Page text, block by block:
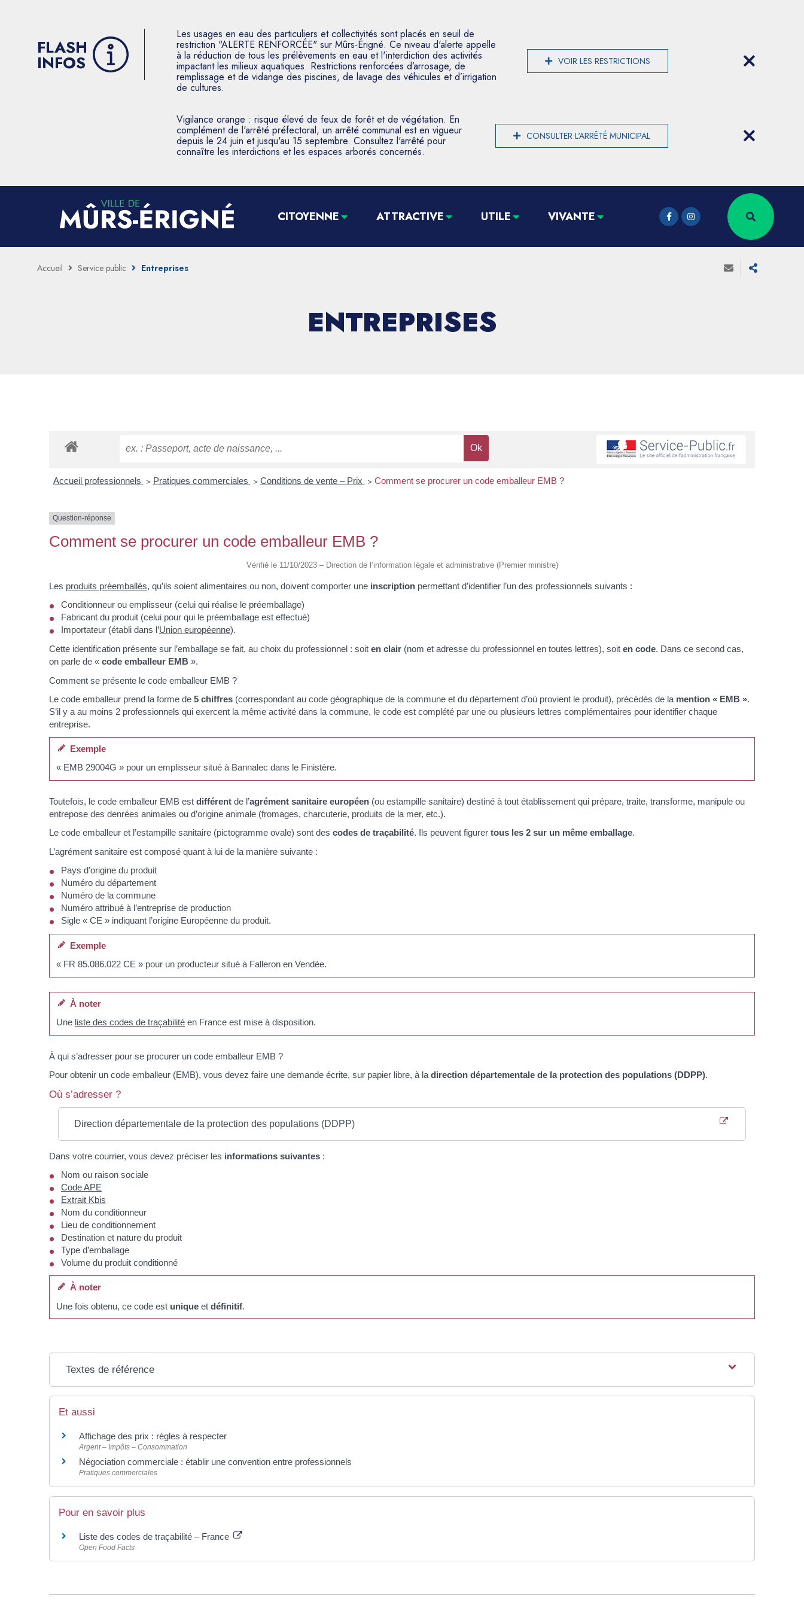
FLASH
INFOS
Les usages en eau des particuliers et collectivités sont placés en seuil de
restriction "ALERTE RENFORCÉE" sur Mûrs-Érigné. Ce niveau d'alerte appelle
à la réduction de tous les prélèvements en eau et l'interdiction des activités
impactant les milieux aquatiques. Restrictions renforcées d’arrosage, de
remplissage et de vidange des piscines, de lavage des véhicules et d’irrigation
de cultures.
VOIR LES RESTRICTIONS
Vigilance orange : risque élevé de feux de forêt et de végétation. En
complément de l'arrêté préfectoral, un arrêté communal est en vigueur
depuis le 24 juin et jusqu'au 15 septembre. Consultez l'arrêté pour
connaître les interdictions et les espaces arborés concernés.
CONSULTER L'ARRÊTÉ MUNICIPAL
CITOYENNE ATTRACTIVE UTILE VIVANTE
Accueil Service public Entreprises
ENTREPRISES
Accueil professionnels > Pratiques commerciales > Conditions de vente – Prix > Comment se procurer un code emballeur EMB ?
Question-réponse
Comment se procurer un code emballeur EMB ?
Vérifié le 11/10/2023 – Direction de l’information légale et administrative (Premier ministre)
Les produits préemballés, qu’ils soient alimentaires ou non, doivent comporter une inscription permettant d’identifier l’un des professionnels suivants :
Conditionneur ou emplisseur (celui qui réalise le préemballage)
Fabricant du produit (celui pour qui le préemballage est effectué)
Importateur (établi dans l’Union européenne).
Cette identification présente sur l’emballage se fait, au choix du professionnel : soit en clair (nom et adresse du professionnel en toutes lettres), soit en code. Dans ce second cas,
on parle de « code emballeur EMB ».
Comment se présente le code emballeur EMB ?
Le code emballeur prend la forme de 5 chiffres (correspondant au code géographique de la commune et du département d’où provient le produit), précédés de la mention « EMB ».
S’il y a au moins 2 professionnels qui exercent la même activité dans la commune, le code est complété par une ou plusieurs lettres complémentaires pour identifier chaque
entreprise.
Exemple
« EMB 29004G » pour un emplisseur situé à Bannalec dans le Finistère.
Toutefois, le code emballeur EMB est différent de l’agrément sanitaire européen (ou estampille sanitaire) destiné à tout établissement qui prépare, traite, transforme, manipule ou
entrepose des denrées animales ou d’origine animale (fromages, charcuterie, produits de la mer, etc.).
Le code emballeur et l’estampille sanitaire (pictogramme ovale) sont des codes de traçabilité. Ils peuvent figurer tous les 2 sur un même emballage.
L’agrément sanitaire est composé quant à lui de la manière suivante :
Pays d’origine du produit
Numéro du département
Numéro de la commune
Numéro attribué à l’entreprise de production
Sigle « CE » indiquant l’origine Européenne du produit.
Exemple
« FR 85.086.022 CE » pour un producteur situé à Falleron en Vendée.
À noter
Une liste des codes de traçabilité en France est mise à disposition.
À qui s’adresser pour se procurer un code emballeur EMB ?
Pour obtenir un code emballeur (EMB), vous devez faire une demande écrite, sur papier libre, à la direction départementale de la protection des populations (DDPP).
Où s’adresser ?
Direction départementale de la protection des populations (DDPP)
Dans votre courrier, vous devez préciser les informations suivantes :
Nom ou raison sociale
Code APE
Extrait Kbis
Nom du conditionneur
Lieu de conditionnement
Destination et nature du produit
Type d’emballage
Volume du produit conditionné
À noter
Une fois obtenu, ce code est unique etdéfinitif.
Textes de référence
Et aussi
Affichage des prix : règles à respecter
Argent – Impôts – Consommation
Négociation commerciale : établir une convention entre professionnels
Pratiques commerciales
Pour en savoir plus
Liste des codes de traçabilité – France
Open Food Facts